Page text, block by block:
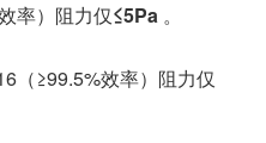
率）阻力仅≤5Pa 。
（≥99.5%效率）阻力仅